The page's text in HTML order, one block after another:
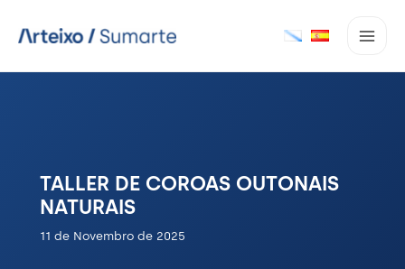
TALLER DE COROAS OUTONAIS
NATURAIS
11 de Novembro de 2025